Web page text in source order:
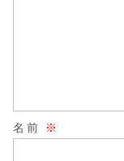
名前 ※